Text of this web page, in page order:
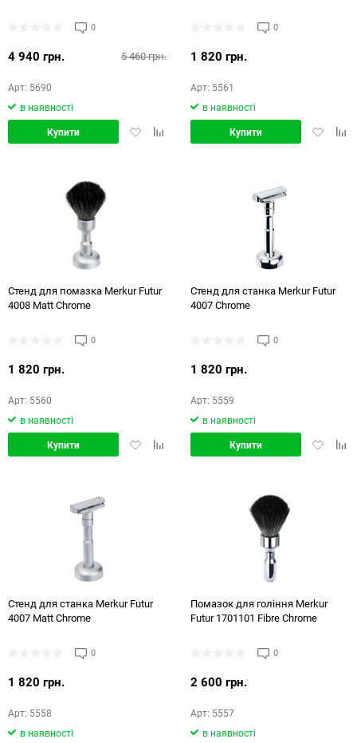
0
5 460 грн.
4 940 грн.
Арт: 5690
в наявності
ДодатиДодати
Купити
0
1 820 грн.
Арт: 5561
в наявності
Додати
Купити
Стенд для помазка Merkur Futur
4008 Matt Chrome
0
1 820 грн.
Арт: 5560
в наявності
ДодатиДодати
Купити
Стенд для станка Merkur Futur
4007 Chrome
0
1 820 грн.
Арт: 5559
в наявності
Додати
Купити
Стенд для станка Merkur Futur
4007 Matt Chrome
0
1 820 грн.
Арт: 5558
в наявності
Помазок для гоління Merkur
Futur 1701101 Fibre Chrome
0
2 600 грн.
Арт: 5557
в наявності